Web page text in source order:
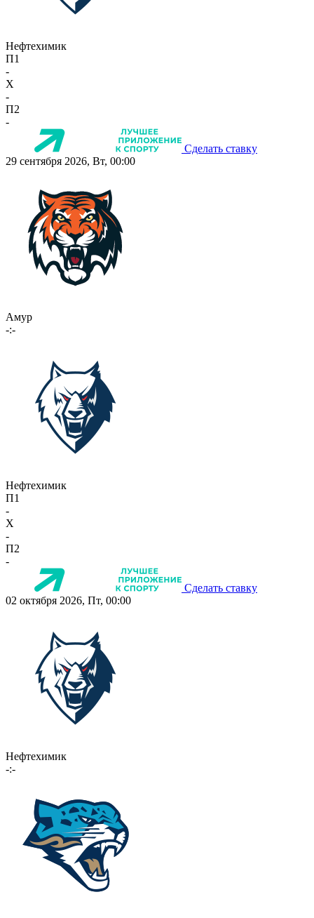
Нефтехимик
П1
-
X
-
П2
-
Сделать ставку
29 сентября 2026, Вт, 00:00
Амур
-:-
Нефтехимик
П1
-
X
-
П2
-
Сделать ставку
02 октября 2026, Пт, 00:00
Нефтехимик
-:-